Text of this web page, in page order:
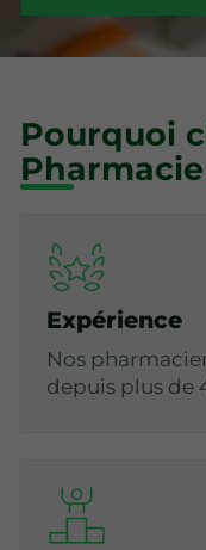
Pourquoi
Expérience
Nos
depuis plus de